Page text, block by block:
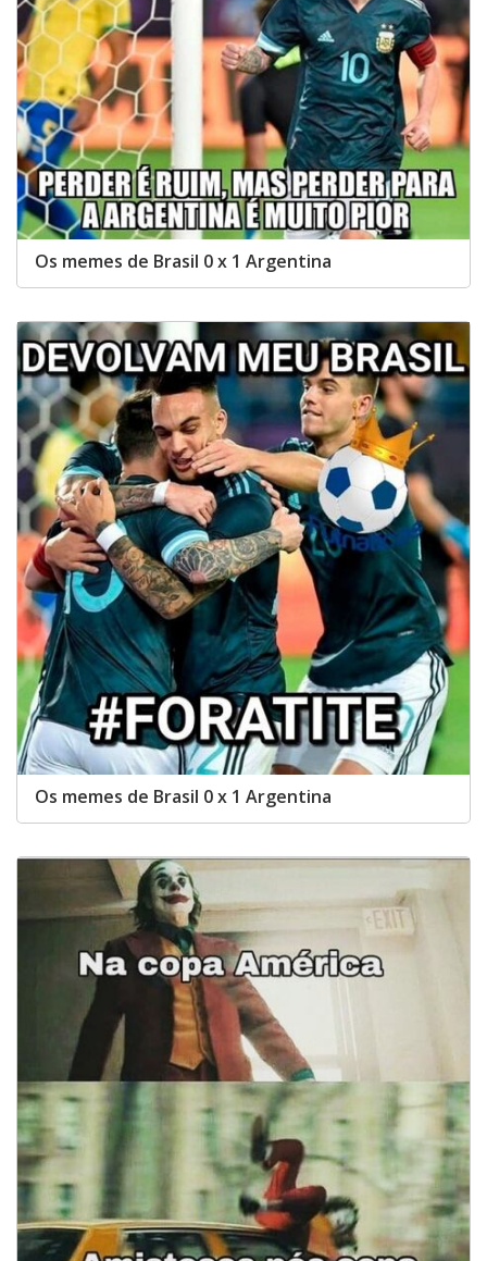
Os memes de Brasil 0 x 1 Argentina
Os memes de Brasil 0 x 1 Argentina